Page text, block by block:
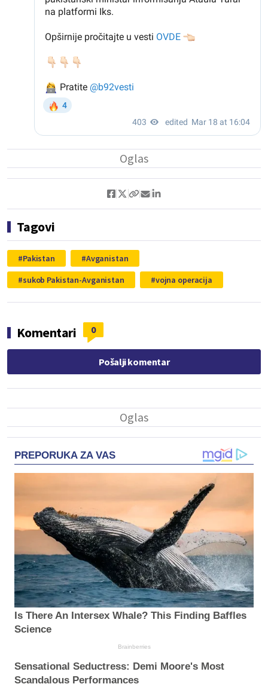
Tagovi
Pakistan
Avganistan
sukob Pakistan-Avganistan
vojna operacija
Komentari 0
Pošalji komentar
PREPORUKA ZA VAS
Is There An Intersex Whale? This Finding Baffles
Science
Brainberries
Sensational Seductress: Demi Moore's Most
Scandalous Performances